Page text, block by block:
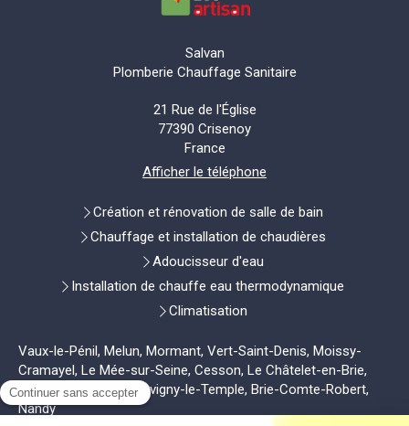
Salvan
Plomberie Chauffage Sanitaire
21 Rue de l'Église
77390 Crisenoy
France
Afficher le téléphone
Création et rénovation de salle de bain
Chauffage et installation de chaudières
Adoucisseur d'eau
Installation de chauffe eau thermodynamique
Climatisation
Vaux-le-Pénil, Melun, Mormant, Vert-Saint-Denis, Moissy-
Cramayel, Le Mée-sur-Seine, Cesson, Le Châtelet-en-Brie,
Dammarie-les-Lys, Savigny-le-Temple, Brie-Comte-Robert,
Nandy